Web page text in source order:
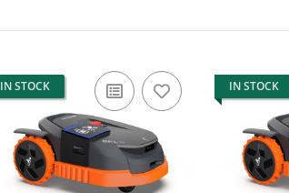
IN STOCK IN STOCK